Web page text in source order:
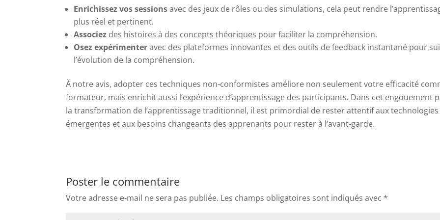
Enrichissez vos sessionsavec des jeux de rôles ou des simulations, cela peut rendre
plus réel et pertinent.
Associez des histoires à des concepts théoriques pour faciliter la compréhension.
Osez expérimenteravec des plateformes innovantes et des outils de feedback instantané pour
l’évolution de la compréhension.
À notre avis, adopter ces techniques non-conformistes améliore non seulement votre efficacité
formateur, mais enrichit aussi l’expérience d’apprentissage des participants. Dans cet engouement
la transformation de l’apprentissage traditionnel, il est primordial de rester attentif aux technologies
émergentes et aux besoins changeants des apprenants pour rester à l’avant-garde.
Poster le commentaire
Votre adresse e-mail ne sera pas publiée. Les champs obligatoires sont indiqués avec *